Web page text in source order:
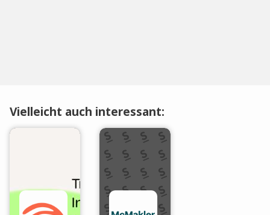
Vielleicht auch interessant: